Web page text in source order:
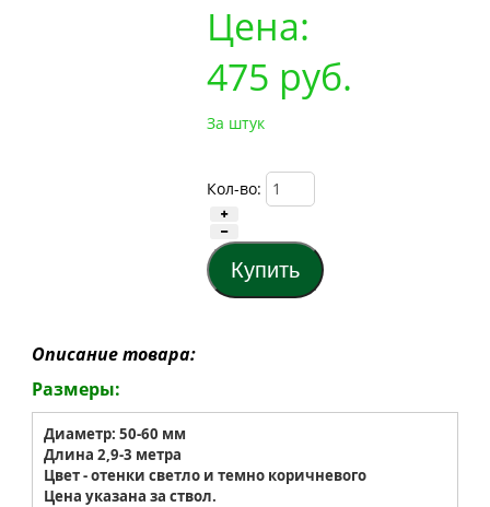
Цена:
475 руб.
За штук
Кол-во:
Описание товара:
Размеры:
Диаметр: 50-60 мм
Длина 2,9-3 метра
Цвет - отенки светло и темно коричневого
Цена указана за ствол.